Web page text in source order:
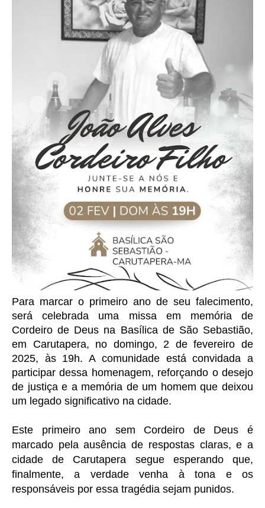
Para marcar o primeiro ano de seu falecimento,
será celebrada uma missa em memória de
Cordeiro de Deus na Basílica de São Sebastião,
em Carutapera, no domingo, 2 de fevereiro de
2025, às 19h. A comunidade está convidada a
participar dessa homenagem, reforçando o desejo
de justiça e a memória de um homem que deixou
um legado significativo na cidade.
Este primeiro ano sem Cordeiro de Deus é
marcado pela ausência de respostas claras, e a
cidade de Carutapera segue esperando que,
finalmente, a verdade venha à tona e os
responsáveis por essa tragédia sejam punidos.